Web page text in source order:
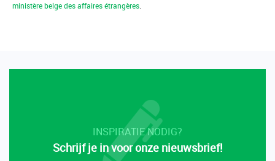
ministère belge des affaires étrangères
INSPIRATIE NODIG?
Schrijf je in voor onze nieuwsbrief!